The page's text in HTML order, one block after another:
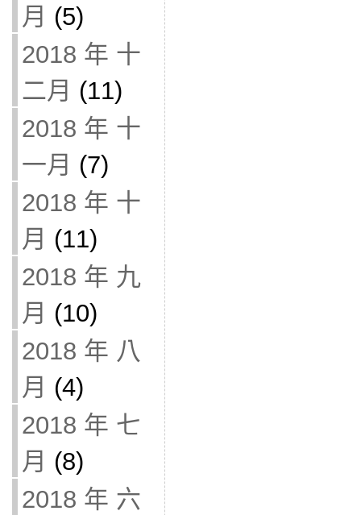
月 (5)
2018 年 十
二月 (11)
2018 年 十
一月 (7)
2018 年 十
月 (11)
2018 年 九
月 (10)
2018 年 八
月 (4)
2018 年 七
月 (8)
2018 年 六